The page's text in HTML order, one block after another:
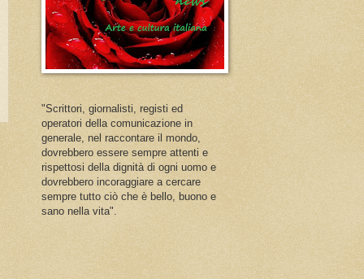
"Scrittori, giornalisti, registi ed
operatori della comunicazione in
generale, nel raccontare il mondo,
dovrebbero essere sempre attenti e
rispettosi della dignità di ogni uomo e
dovrebbero incoraggiare a cercare
sempre tutto ciò che è bello, buono e
sano nella vita".